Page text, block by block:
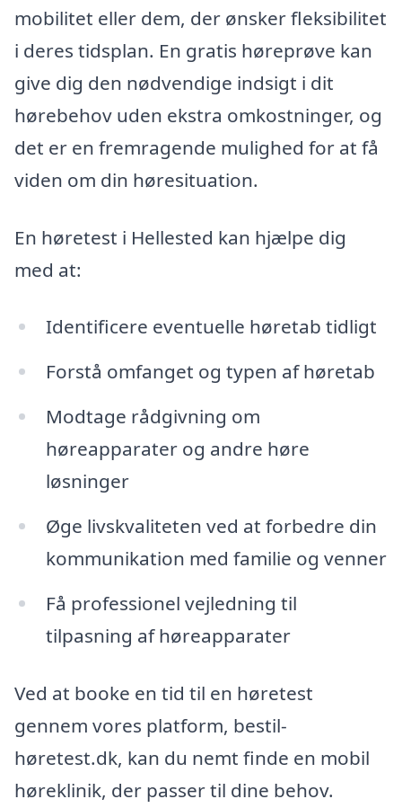
mobilitet eller dem, der ønsker fleksibilitet
i deres tidsplan. En gratis høreprøve kan
give dig den nødvendige indsigt i dit
hørebehov uden ekstra omkostninger, og
det er en fremragende mulighed for at få
viden om din høresituation.
En høretest i Hellested kan hjælpe dig
med at:
Identificere eventuelle høretab tidligt
Forstå omfanget og typen af høretab
Modtage rådgivning om
høreapparater og andre høre
løsninger
Øge livskvaliteten ved at forbedre din
kommunikation med familie og venner
Få professionel vejledning til
tilpasning af høreapparater
Ved at booke en tid til en høretest
gennem vores platform, bestil-
høretest.dk, kan du nemt finde en mobil
høreklinik, der passer til dine behov.